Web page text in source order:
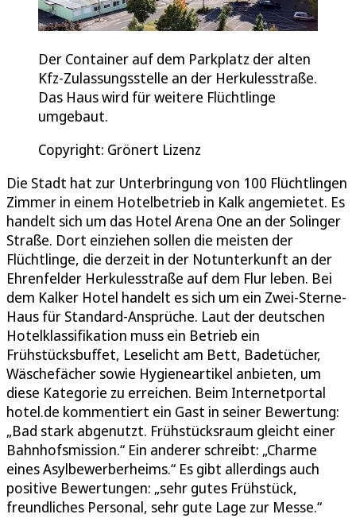
Der Container auf dem Parkplatz der alten
Kfz-Zulassungsstelle an der Herkulesstraße.
Das Haus wird für weitere Flüchtlinge
umgebaut.
Copyright: Grönert Lizenz
Die Stadt hat zur Unterbringung von 100 Flüchtlingen
Zimmer in einem Hotelbetrieb in Kalk angemietet. Es
handelt sich um das Hotel Arena One an der Solinger
Straße. Dort einziehen sollen die meisten der
Flüchtlinge, die derzeit in der Notunterkunft an der
Ehrenfelder Herkulesstraße auf dem Flur leben. Bei
dem Kalker Hotel handelt es sich um ein Zwei-Sterne-
Haus für Standard-Ansprüche. Laut der deutschen
Hotelklassifikation muss ein Betrieb ein
Frühstücksbuffet, Leselicht am Bett, Badetücher,
Wäschefächer sowie Hygieneartikel anbieten, um
diese Kategorie zu erreichen. Beim Internetportal
hotel.de kommentiert ein Gast in seiner Bewertung:
„Bad stark abgenutzt. Frühstücksraum gleicht einer
Bahnhofsmission.“ Ein anderer schreibt: „Charme
eines Asylbewerberheims.“ Es gibt allerdings auch
positive Bewertungen: „sehr gutes Frühstück,
freundliches Personal, sehr gute Lage zur Messe.“